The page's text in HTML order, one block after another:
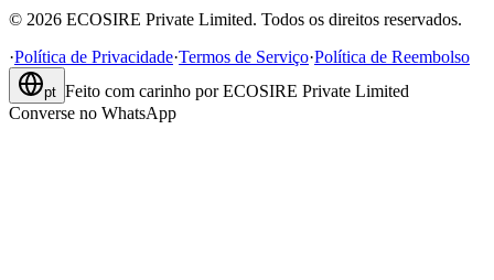
© 2026 ECOSIRE Private Limited. Todos os direitos reservados.
·Política de Privacidade·Termos de Serviço·Política de Reembolso
pt Feito com carinho por ECOSIRE Private Limited
Converse no WhatsApp